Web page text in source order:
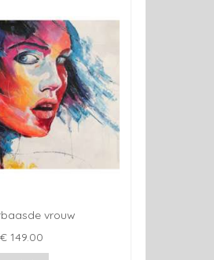
vrouw
€ 149.00